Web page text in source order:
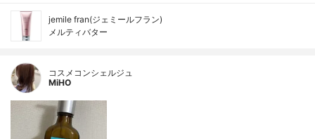
jemile fran(ジェミールフラン)
メルティバター
コスメコンシェルジュ
MiHO